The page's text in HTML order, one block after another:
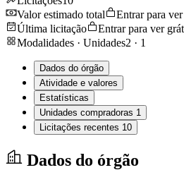
Valor estimado total
Entrar para
Última licitação
Entrar para ver
Modalidades · Unidades2 · 1
Dados do órgão
Atividade e valores
Estatísticas
Unidades compradoras 1
Licitações recentes 10
Dados do órgão